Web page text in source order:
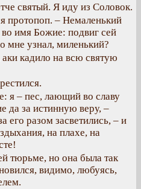
святый. Я иду из Соловок.
протопоп. – Немаленький
имя Божие: подвиг сей
мне узнал, миленький?
кадило на всю святую
я – пес, лающий во славу
да за истинную веру, –
его разом засветились, – и
на плахе, на
тюрьме, но она была так
видимо, любуясь,